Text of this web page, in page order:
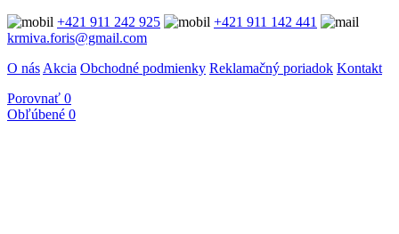
+421 911 242 925
+421 911 142 441
krmiva.foris@gmail.com
O nás Akcia Obchodné podmienky Reklamačný poriadok Kontakt
Porovnať 0
Obľúbené 0